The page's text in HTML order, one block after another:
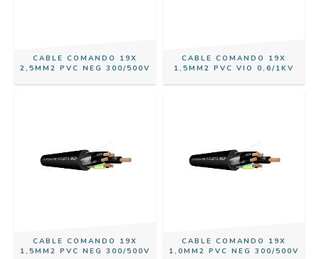
CABLE COMANDO 19X
2,5MM2 PVC NEG 300/500V
CABLE COMANDO 19X
1,5MM2 PVC VIO 0,6/1KV
CABLE COMANDO 19X
1,5MM2 PVC NEG 300/500V
CABLE COMANDO 19X
1,0MM2 PVC NEG 300/500V